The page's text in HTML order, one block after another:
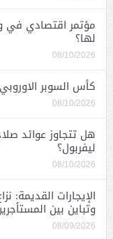
مؤتمر اقتصادي في
لها؟
08/10/2026
كأس السوبر
08/10/2026
هل تتجاوز عوائد
ليفربول؟
08/10/2026
الإيجارات القديمة:
وتباين بين
08/09/2026